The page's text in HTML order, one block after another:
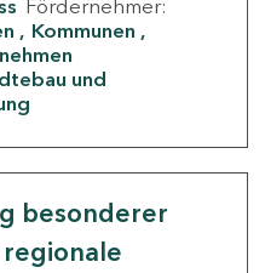
Fördernehmer:
Kommunen
und
besonderer